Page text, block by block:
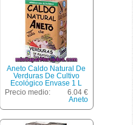
Aneto Caldo Natural De
Verduras De Cultivo
Ecológico Envase 1 L
Precio medio:
6.04 €
Aneto